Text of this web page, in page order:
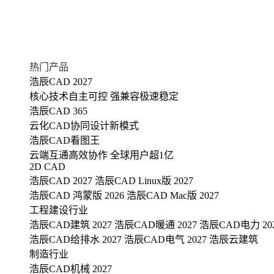
热门产品
浩辰CAD 2027
核心技术自主可控 强兼容极速稳定
浩辰CAD 365
云化CAD协同设计新模式
浩辰CAD看图王
云端互通高效协作 全球用户超1亿
2D CAD
浩辰CAD 2027 浩辰CAD Linux版 2027
浩辰CAD 鸿蒙版 2026 浩辰CAD Mac版 2027
工程建设行业
浩辰CAD建筑 2027 浩辰CAD暖通 2027 浩辰CAD电力
浩辰CAD给排水 2027 浩辰CAD电气 2027 浩辰云建筑
制造行业
浩辰CAD机械 2027